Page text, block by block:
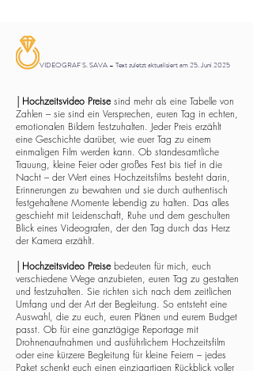
VIDEOGRAF S. SAVA – Text zuletzt aktualisiert am 25. Juni 2025
Hochzeitsvideo Preisesind mehr als eine Tabelle von
Zahlen – sie sind ein Versprechen, euren Tag in echten,
emotionalen Bildern festzuhalten. Jeder Preis erzählt
eine Geschichte darüber, wie euer Tag zu einem
einmaligen Film werden kann. Ob standesamtliche
Trauung, kleine Feier oder großes Fest bis tief in die
Nacht – der Wert eines Hochzeitsfilms besteht darin,
Erinnerungen zu bewahren und sie durch authentisch
festgehaltene Momente lebendig zu halten. Das alles
geschieht mit Leidenschaft, Ruhe und dem geschulten
Blick eines Videografen, der den Tag durch das Herz
der Kamera erzählt.
Hochzeitsvideo Preisebedeuten für mich, euch
verschiedene Wege anzubieten, euren Tag zu gestalten
und festzuhalten. Sie richten sich nach dem zeitlichen
Umfang und der Art der Begleitung. So entsteht eine
Auswahl, die zu euch, euren Plänen und eurem Budget
passt. Ob für eine ganztägige Reportage mit
Drohnenaufnahmen und ausführlichem Hochzeitsfilm
oder eine kürzere Begleitung für kleine Feiern – jedes
Paket schenkt euch einen einzigartigen Rückblick voller